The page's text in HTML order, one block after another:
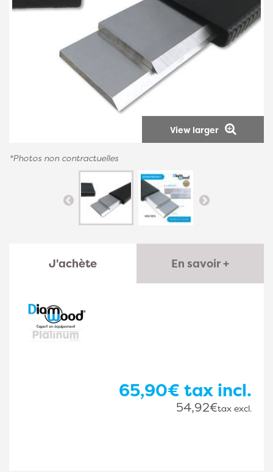
View larger
*Photos non contractuelles
J'achète En savoir +
65,90€ tax incl.
54,92€tax excl.